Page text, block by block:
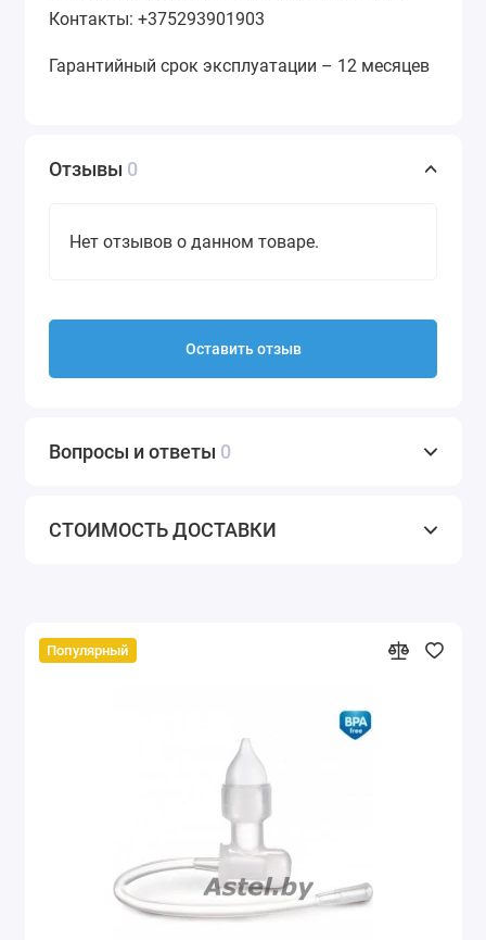
Контакты: +375293901903
Гарантийный срок эксплуатации – 12 месяцев
Отзывы 0
Нет отзывов о данном товаре.
Оставить отзыв
Вопросы и ответы 0
СТОИМОСТЬ ДОСТАВКИ
Популярный